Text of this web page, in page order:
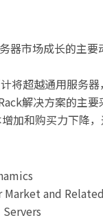
器市场成长的主
将超越通用服务
解决方案的主
加和购买力下降，
and